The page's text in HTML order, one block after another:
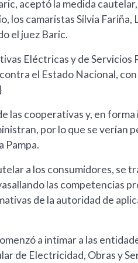
aceptó la medida
los camaristas Silvia Fariña,
el juez Baric.
Eléctricas y de Servicios
el Estado Nacional,
las cooperativas y, en
por lo que se verían
Pampa.
a los consumidores, se
las competencias
de la autoridad de
a intimar a las
de Electricidad, Obras y